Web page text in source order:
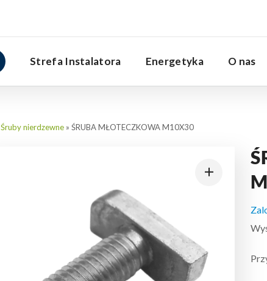
Strefa Instalatora Energetyka O nas
Śruby nierdzewne » ŚRUBA MŁOTECZKOWA M10X30